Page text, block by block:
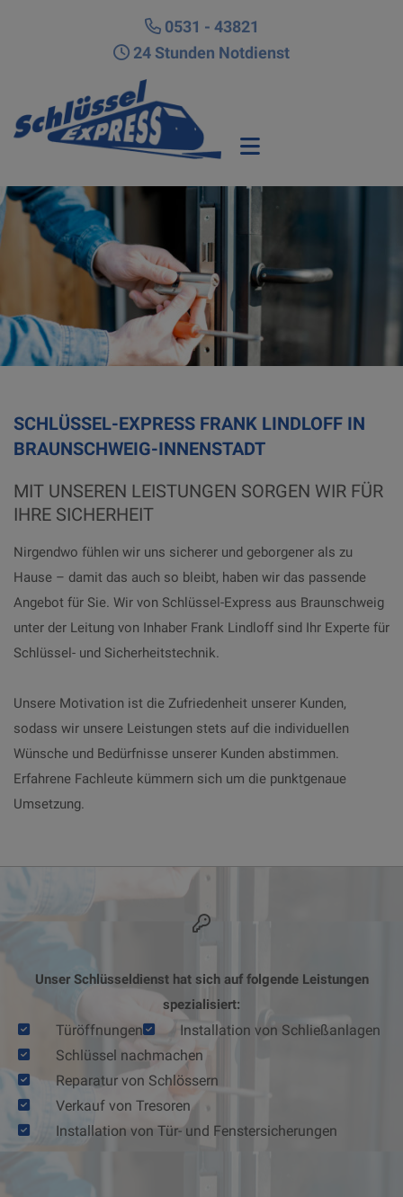
0531 - 43821
24 Stunden Notdienst
SCHLÜSSEL-EXPRESS FRANK LINDLOFF IN
BRAUNSCHWEIG-INNENSTADT
MIT UNSEREN LEISTUNGEN SORGEN WIR FÜR
IHRE SICHERHEIT
Nirgendwo fühlen wir uns sicherer und geborgener als zu
Hause – damit das auch so bleibt, haben wir das passende
Angebot für Sie. Wir von Schlüssel-Express aus Braunschweig
unter der Leitung von Inhaber Frank Lindloff sind Ihr Experte für
Schlüssel- und Sicherheitstechnik.
Unsere Motivation ist die Zufriedenheit unserer Kunden,
sodass wir unsere Leistungen stets auf die individuellen
Wünsche und Bedürfnisse unserer Kunden abstimmen.
Erfahrene Fachleute kümmern sich um die punktgenaue
Umsetzung.
Unser Schlüsseldienst hat sich auf folgende Leistungen
spezialisiert:
Türöffnungen
Installation von Schließanlagen
Schlüssel nachmachen
Reparatur von Schlössern
Verkauf von Tresoren
Installation von Tür- und Fenstersicherungen